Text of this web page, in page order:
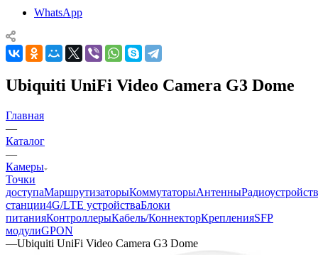
WhatsApp
Ubiquiti UniFi Video Camera G3 Dome
Главная
—
Каталог
—
Камеры
Точки
доступаМаршрутизаторыКоммутаторыАнтенны
станции4G/LTE устройстваБлоки
питанияКонтроллерыКабель/КоннекторКрепленияSFP
модулиGPON
—Ubiquiti UniFi Video Camera G3 Dome